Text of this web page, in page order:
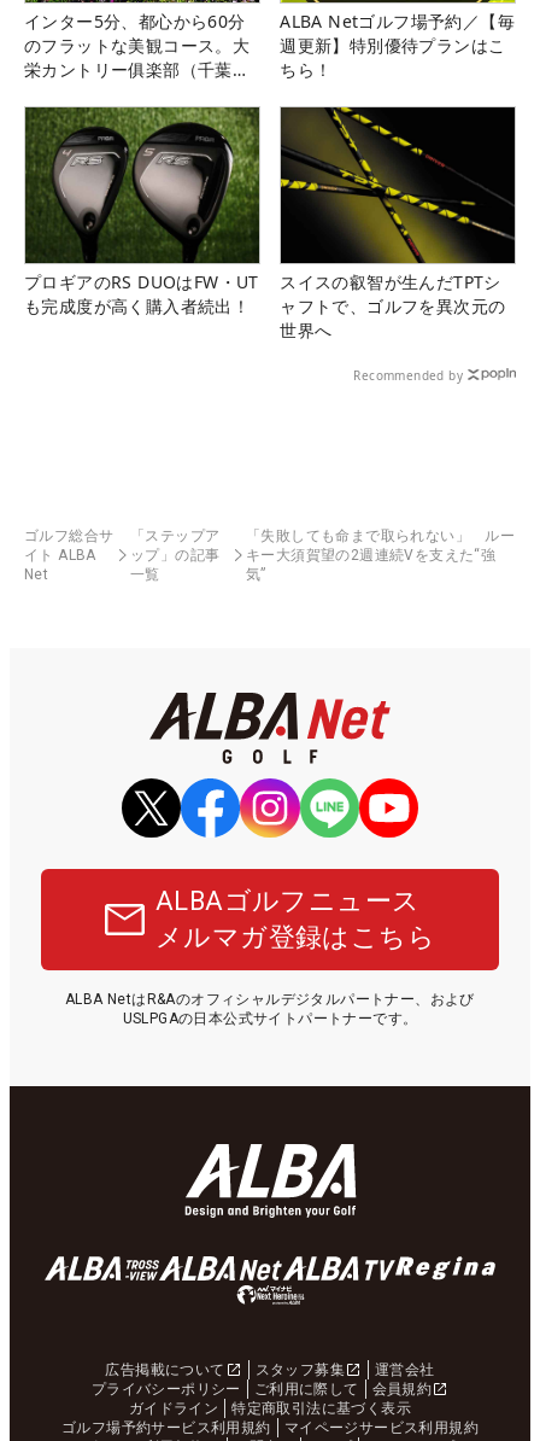
インター5分、都心から60分
のフラットな美観コース。大
栄カントリー俱楽部（千葉
ALBA Netゴルフ場予約／【毎
週更新】特別優待プランはこ
ちら！
プロギアのRS DUOはFW・UT
も完成度が高く購入者続出！
スイスの叡智が生んだTPTシ
ャフトで、ゴルフを異次元の
世界へ
Recommended by
ゴルフ総合サ
イト ALBA
Net
「ステップア
ップ」の記事
一覧
「失敗しても命まで取られない」 ルー
キー大須賀望の2週連続Vを支えた“強
気”
ALBAゴルフニュース
メルマガ登録はこちら
ALBA NetはR&Aのオフィシャルデジタルパートナー、および
USLPGAの日本公式サイトパートナーです。
広告掲載について スタッフ募集
運営会社
プライバシーポリシー
ご利用に際して
会員規約
ガイドライン
特定商取引法に基づく表示
ゴルフ場予約サービス利用規約
マイページサービス利用規約